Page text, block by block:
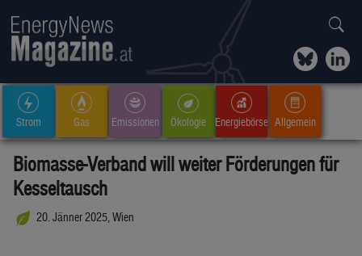
Strom Gas Emissionen Ökologie Energiebörse Allgemein
Biomasse-Verband will weiter Förderungen für
Kesseltausch
20. Jänner 2025, Wien